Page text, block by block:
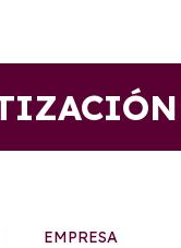
EMPRESA